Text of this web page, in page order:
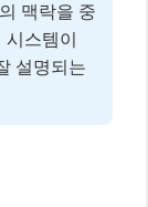
맥락을 중
스템이
설명되는